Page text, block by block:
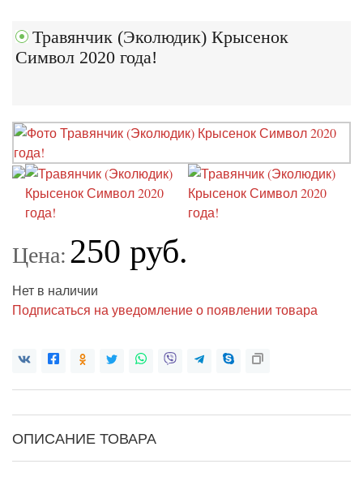
Травянчик (Эколюдик) Крысенок
Символ 2020 года!
Цена: 250 руб.
Нет в наличии
Подписаться на уведомление о появлении товара
ОПИСАНИЕ ТОВАРА